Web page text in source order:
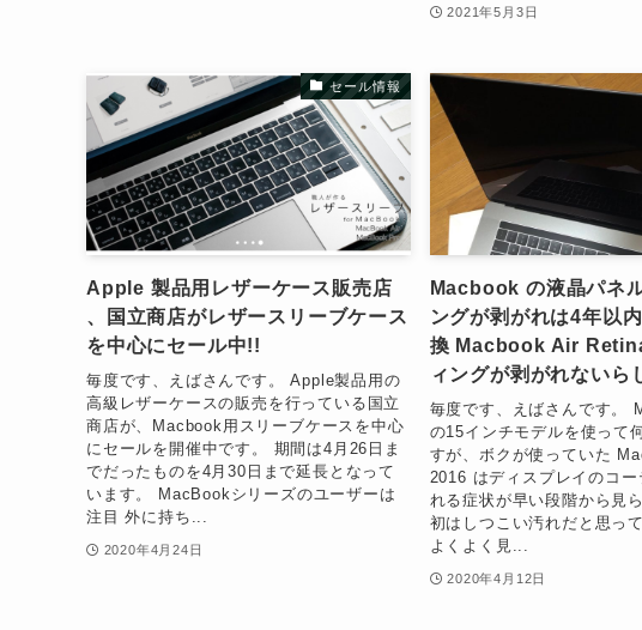
2021年5月3日
セール情報
Apple 製品用レザーケース販売店
、国立商店がレザースリーブケース
を中心にセール中!!
毎度です、えばさんです。 Apple製品用の
高級レザーケースの販売を行っている国立
商店が、Macbook用スリーブケースを中心
にセールを開催中です。 期間は4月26日ま
でだったものを4月30日まで延長となって
います。 MacBookシリーズのユーザーは
注目 外に持ち...
2020年4月24日
Macbook の液晶パネ
ングが剥がれは4年以
換 Macbook Air
ィングが剥がれないら
毎度です、えばさんです。
の15インチモデルを使って
すが、ボクが使っていた
2016 はディスプレイのコ
れる症状が早い段階から見
初はしつこい汚れだと思っ
よくよく見...
2020年4月12日